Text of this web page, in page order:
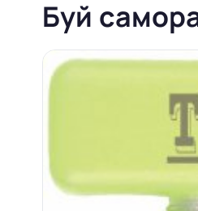
Буй